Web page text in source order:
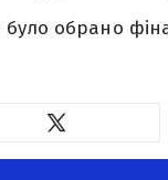
обрано